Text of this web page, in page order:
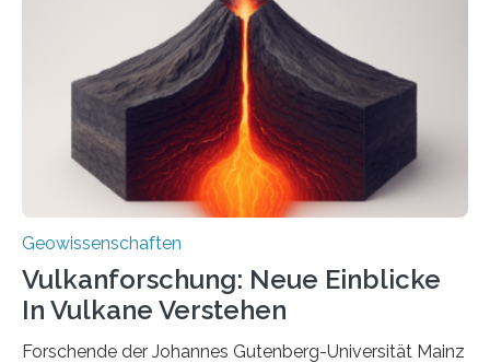
diese Partikel es den Organismen ermöglicht haben
könnten, winzige Schwankungen sowohl in der
Richtung als auch in der Intensität des Erdmagnetfelds
wahrzunehmen. Dadurch konnten sie sich verorten und
über den Ozean navigieren. Vor einigen Jahren…
Geowissenschaften
Vulkanforschung: Neue Einblicke
In Vulkane Verstehen
Forschende der Johannes Gutenberg-Universität Mainz